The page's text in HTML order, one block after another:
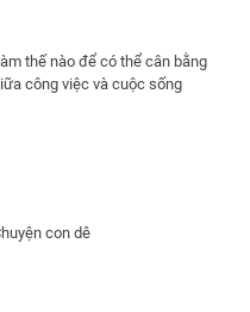
thế nào để có thể cân bằng
công việc và cuộc sống
con dê